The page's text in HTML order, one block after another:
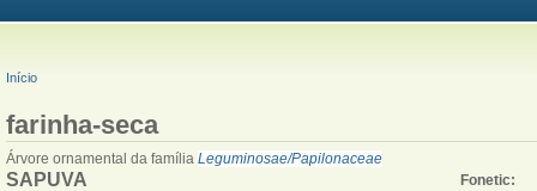
VOCÊ ESTÁ AQUI
Início
farinha-seca
Árvore ornamental da família Leguminosae/Papilonaceae
SAPUVA
Fonetic: